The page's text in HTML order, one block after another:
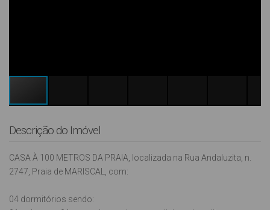
Descrição do Imóvel
CASA À 100 METROS DA PRAIA, localizada na Rua Andaluzita, n.
2747, Praia de MARISCAL, com:
04 dormitórios sendo: